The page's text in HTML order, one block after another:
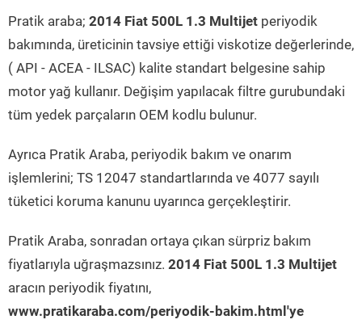
Pratik araba; 2014 Fiat 500L 1.3 Multijet periyodik
bakımında, üreticinin tavsiye ettiği viskotize değerlerinde,
( API - ACEA - ILSAC) kalite standart belgesine sahip
motor yağ kullanır. Değişim yapılacak filtre gurubundaki
tüm yedek parçaların OEM kodlu bulunur.
Ayrıca Pratik Araba, periyodik bakım ve onarım
işlemlerini; TS 12047 standartlarında ve 4077 sayılı
tüketici koruma kanunu uyarınca gerçekleştirir.
Pratik Araba, sonradan ortaya çıkan sürpriz bakım
fiyatlarıyla uğraşmazsınız. 2014 Fiat 500L 1.3 Multijet
aracın periyodik fiyatını,
www.pratikaraba.com/periyodik-bakim.html'ye